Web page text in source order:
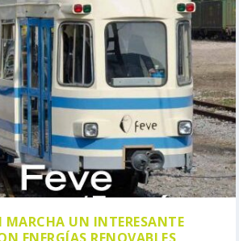
MARCHA UN INTERESANTE